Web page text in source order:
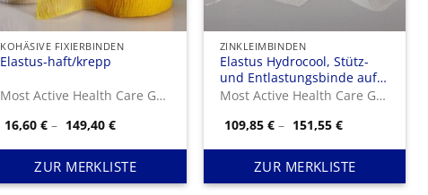
KOHÄSIVE FIXIERBINDEN
Elastus-haft/krepp
Most Active Health Care GmbH
16,60€ – 149,40€Preisspanne:
bis
149,40 €
ZUR MERKLISTE
ZINKLEIMBINDEN
Elastus Hydrocool, Stütz-
und Entlastungsbinde auf
Zinkleimbasis
Most Active Health Care GmbH
109,85 € – 151,55 €Preisspanne:
bis
151,55 €
ZUR MERKLISTE